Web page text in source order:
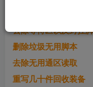
去除等待区以及封挂
删除垃圾无用脚本
去除无用通区读取
重写几十件回收装备